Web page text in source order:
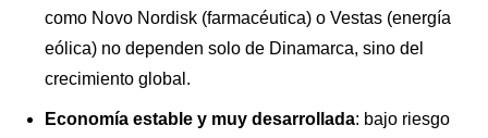
como Novo Nordisk (farmacéutica) o Vestas (energía
eólica) no dependen solo de Dinamarca, sino del
crecimiento global.
Economía estable y muy desarrollada: bajo riesgo